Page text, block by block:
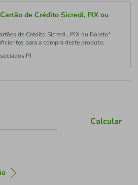
de Crédito Sicredi, PIX ou
de Crédito Sicredi , PIX ou Boleto*
para a compra deste produto.
PJ
Calcular